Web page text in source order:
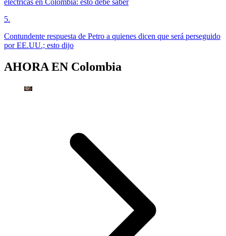
5.
Contundente respuesta de Petro a quienes dicen que será perseguido
por EE.UU.; esto dijo
AHORA EN Colombia